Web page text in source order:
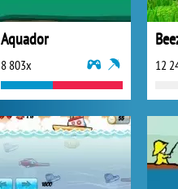
Aquador
8 803x 12